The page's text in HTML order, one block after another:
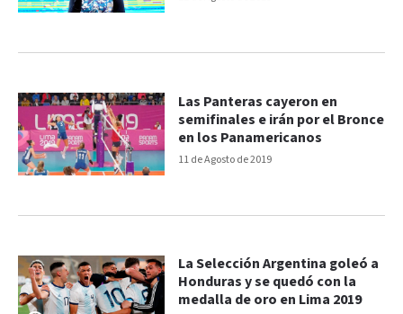
11 de Agosto de 2019
Las Panteras cayeron en
semifinales e irán por el Bronce
en los Panamericanos
La Selección Argentina goleó a
Honduras y se quedó con la
medalla de oro en Lima 2019